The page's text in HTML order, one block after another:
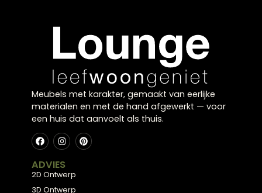
Meubels met karakter, gemaakt van eerlijke
materialen en met de hand afgewerkt — voor